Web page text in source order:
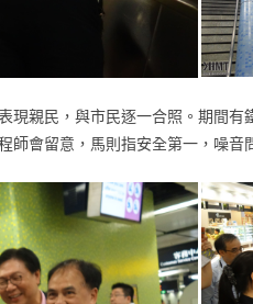
現親民，與市民逐一合照。期間
會留意，馬則指安全第一，噪音